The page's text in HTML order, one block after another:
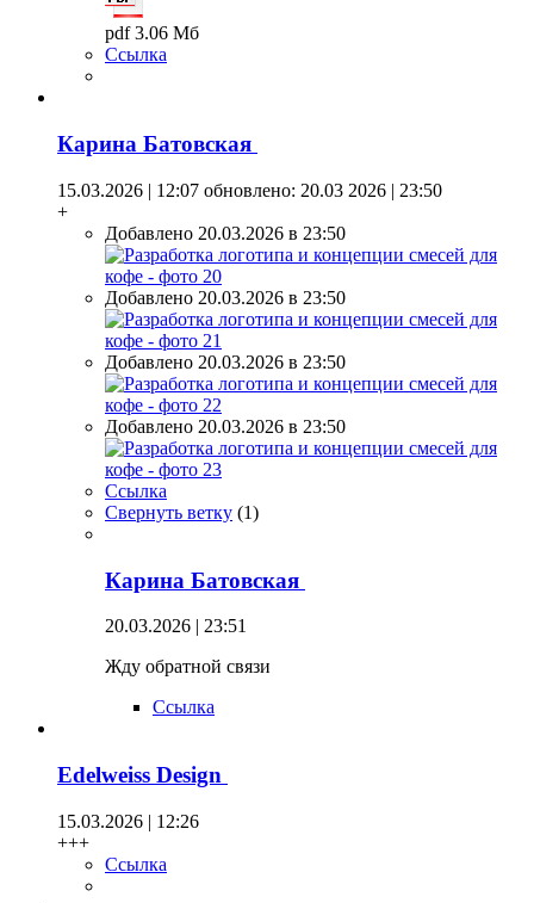
pdf 3.06 Мб
Ссылка
Карина Батовская
15.03.2026 | 12:07 обновлено: 20.03 2026 | 23:50
+
Добавлено 20.03.2026 в 23:50
Добавлено 20.03.2026 в 23:50
Добавлено 20.03.2026 в 23:50
Добавлено 20.03.2026 в 23:50
Ссылка
Свернуть ветку (1)
Карина Батовская
20.03.2026 | 23:51
Жду обратной связи
Ссылка
Edelweiss Design
15.03.2026 | 12:26
+++
Ссылка